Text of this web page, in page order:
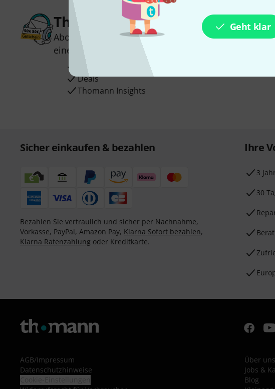
Geht klar
Thomann Newsletter
Abonniere den Thomann Newsletter und gewinne
einen von
50 Gutscheinen
Inspirierende Beiträge
Deals
Thomann Insights
Sicher einkaufen & bezahlen
Bezahlen Sie vertraulich und sicher per Nachnahme,
Vorkasse, PayPal, Amazon Pay, Klarna Sofort bezahlen,
Klarna Ratenzahlung oder Kreditkarte.
Ihre
3
30
AGB/Impressum
Datenschutzhinweise
Über uns
Jobs &
Blog